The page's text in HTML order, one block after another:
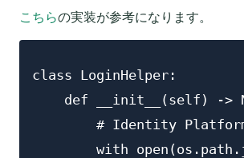
こちらの実装が参考になります。
class LoginHelper:
def __init__(self) ->
# Identity Platform
with